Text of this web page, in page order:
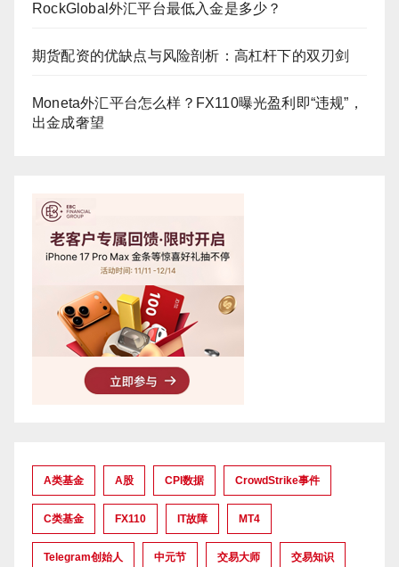
RockGlobal外汇平台最低入金是多少？
期货配资的优缺点与风险剖析：高杠杆下的双刃剑
Moneta外汇平台怎么样？FX110曝光盈利即“违规”，
出金成奢望
A类基金 A股 CPI数据 CrowdStrike事件
C类基金 FX110 IT故障 MT4
Telegram创始人 中元节 交易大师 交易知识